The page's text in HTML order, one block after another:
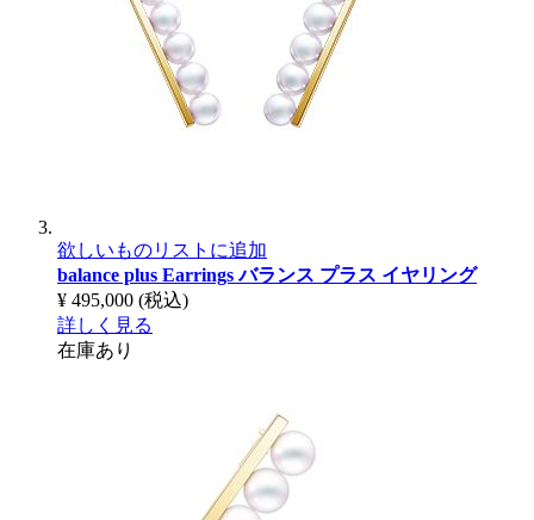
欲しいものリストに追加
balance plus Earringsバランス プラス イヤリング
¥ 495,000 (税込)
詳しく見る
在庫あり